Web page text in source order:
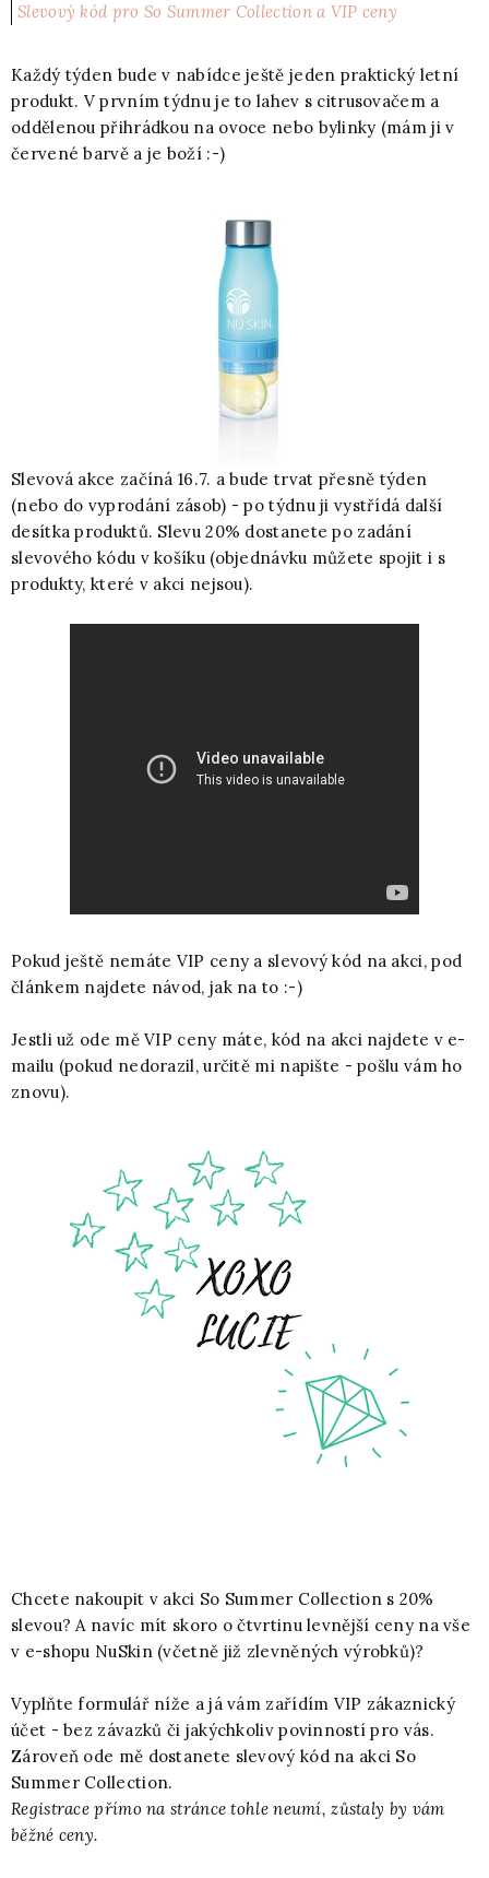
Slevový kód pro So Summer Collection a VIP ceny
Každý týden bude v nabídce ještě jeden praktický letní
produkt. V prvním týdnu je to lahev s citrusovačem a
oddělenou přihrádkou na ovoce nebo bylinky (mám ji v
červené barvě a je boží :-)
Slevová akce začíná 16.7. a bude trvat přesně týden
(nebo do vyprodání zásob) - po týdnu ji vystřídá další
desítka produktů. Slevu 20% dostanete po zadání
slevového kódu v košíku (objednávku můžete spojit i s
produkty, které v akci nejsou).
Pokud ještě nemáte VIP ceny a slevový kód na akci, pod
článkem najdete návod, jak na to :-)
Jestli už ode mě VIP ceny máte, kód na akci najdete v e-
mailu (pokud nedorazil, určitě mi napište - pošlu vám ho
znovu).
Chcete nakoupit v akci So Summer Collection s 20%
slevou? A navíc mít skoro o čtvrtinu levnější ceny na vše
v e-shopu NuSkin (včetně již zlevněných výrobků)?
Vyplňte formulář níže a já vám zařídím VIP zákaznický
účet - bez závazků či jakýchkoliv povinností pro vás.
Zároveň ode mě dostanete slevový kód na akci So
Summer Collection.
Registrace přímo na stránce tohle neumí, zůstaly by vám
běžné ceny.